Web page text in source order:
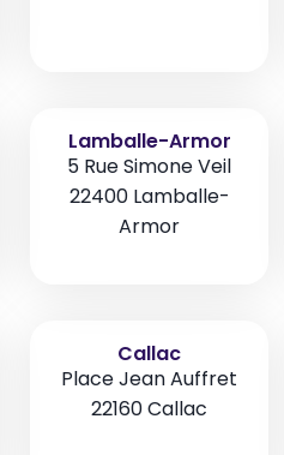
Lamballe-Armor
5 Rue Simone Veil
22400 Lamballe-
Armor
Callac
Place Jean Auffret
22160 Callac